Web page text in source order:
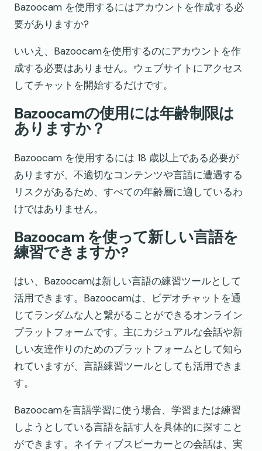
Bazoocam を使用するにはアカウントを作成する必
要がありますか?
いいえ、Bazoocamを使用するのにアカウントを作
成する必要はありません。ウェブサイトにアクセス
してチャットを開始するだけです。
Bazoocamの使用には年齢制限は
ありますか？
Bazoocam を使用するには 18 歳以上である必要が
ありますが、不適切なコンテンツや言語に遭遇する
リスクがあるため、すべての年齢層に適しているわ
けではありません。
Bazoocam を使って新しい言語を
練習できますか?
はい、Bazoocamは新しい言語の練習ツールとして
活用できます。Bazoocamは、ビデオチャットを通
じてランダムな人と繋がることができるオンライン
プラットフォームです。主にカジュアルな会話や新
しい友達作りのためのプラットフォームとして知ら
れていますが、言語練習ツールとしても活用できま
す。
Bazoocamを言語学習に使う場合、学習または練習
しようとしている言語を話す人を具体的に探すこと
ができます。ネイティブスピーカーとの会話は、実